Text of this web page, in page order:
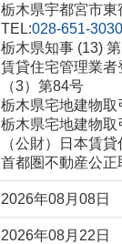
栃木県宇都宮市
TEL:028-651-3030
栃木県知事 (13)
賃貸住宅管理業
（3）第84号
栃木県宅地建物取
栃木県宅地建物取
（公財）日本賃
首都圏不動産公
2026年08月08日
2026年08月22日